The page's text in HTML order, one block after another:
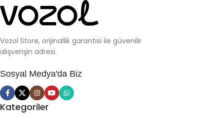
Vozol Store, orijinallik garantisi ile güvenilir
alışverişin adresi.
Sosyal Medya'da Biz
Kategoriler